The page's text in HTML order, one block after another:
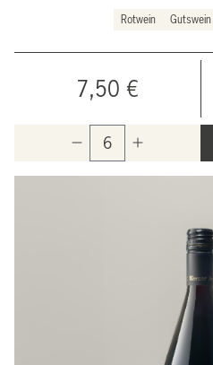
Rotwein Gutswein
7,50 €